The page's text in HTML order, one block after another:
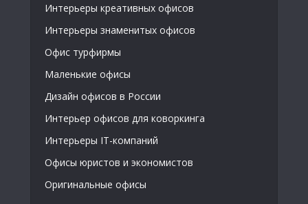
Интерьеры креативных офисов
Интерьеры знаменитых офисов
Офис турфирмы
Маленькие офисы
Дизайн офисов в России
Интерьер офисов для коворкинга
Интерьеры IT-компаний
Офисы юристов и экономистов
Оригинальные офисы